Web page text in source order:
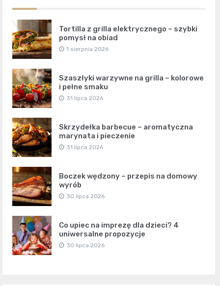
Tortilla z grilla elektrycznego – szybki
pomysł na obiad
1 sierpnia 2026
Szaszłyki warzywne na grilla – kolorowe
i pełne smaku
31 lipca 2026
Skrzydełka barbecue – aromatyczna
marynata i pieczenie
31 lipca 2026
Boczek wędzony – przepis na domowy
wyrób
30 lipca 2026
Co upiec na imprezę dla dzieci? 4
uniwersalne propozycje
30 lipca 2026